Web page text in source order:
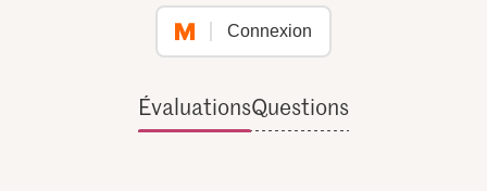
Connexion
ÉvaluationsQuestions